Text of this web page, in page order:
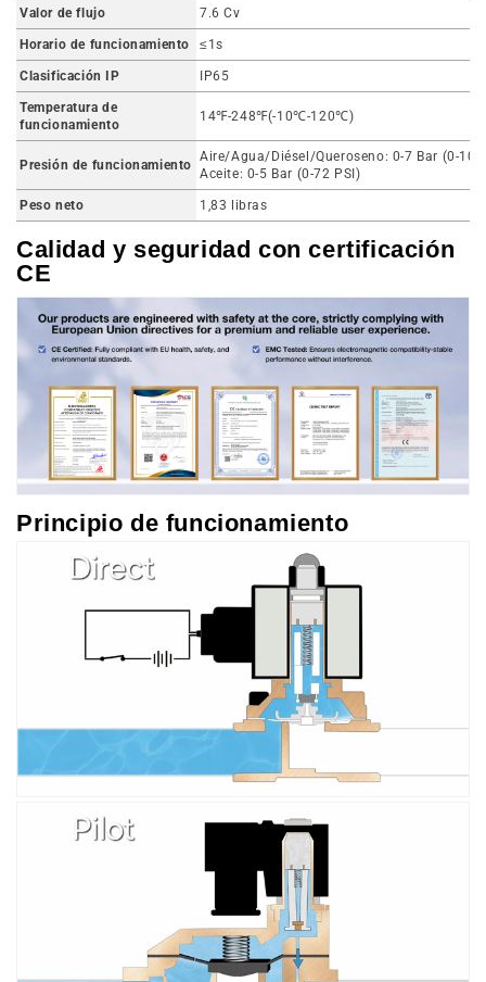
Valor de flujo 7.6 Cv
Horario de funcionamiento ≤1s
Clasificación IP IP65
Temperatura de
funcionamiento
14℉-248℉(-10℃-120℃)
Presión de funcionamiento
Aire/Agua/Diésel/Queroseno: 0-7 Bar (0-101
Aceite: 0-5 Bar (0-72 PSI)
Peso neto 1,83 libras
Calidad y seguridad con certificación
CE
Principio de funcionamiento